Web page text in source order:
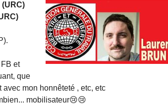
et
que
mon honnêteté , etc, etc
mobilisateur😢😢